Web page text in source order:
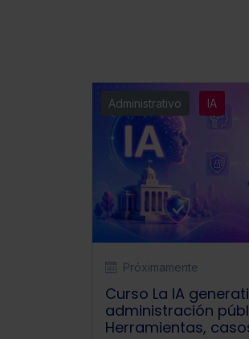
Administrativo IA
Próximamente
Curso La IA
administración
Herramientas,